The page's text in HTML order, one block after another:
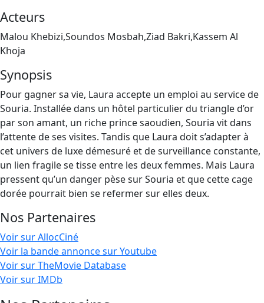
Acteurs
Malou Khebizi,Soundos Mosbah,Ziad Bakri,Kassem Al
Khoja
Synopsis
Pour gagner sa vie, Laura accepte un emploi au service de
Souria. Installée dans un hôtel particulier du triangle d’or
par son amant, un riche prince saoudien, Souria vit dans
l’attente de ses visites. Tandis que Laura doit s’adapter à
cet univers de luxe démesuré et de surveillance constante,
un lien fragile se tisse entre les deux femmes. Mais Laura
pressent qu’un danger pèse sur Souria et que cette cage
dorée pourrait bien se refermer sur elles deux.
Nos Partenaires
Voir sur AllocCiné
Voir la bande annonce sur Youtube
Voir sur TheMovie Database
Voir sur IMDb